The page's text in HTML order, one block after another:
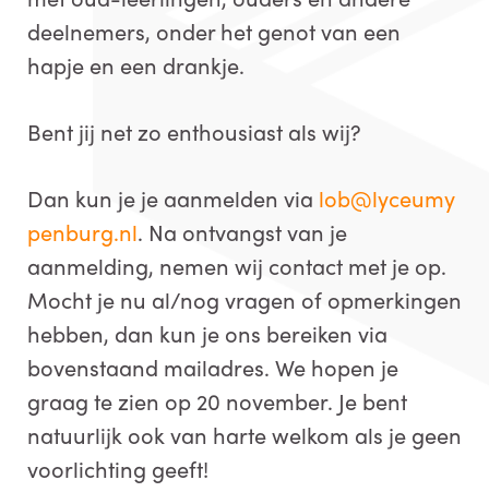
deelnemers, onder het genot van een
hapje en een drankje.
Bent jij net zo enthousiast als wij?
Dan kun je je aanmelden via lob@lyceumy
penburg.nl. Na ontvangst van je
aanmelding, nemen wij contact met je op.
Mocht je nu al/nog vragen of opmerkingen
hebben, dan kun je ons bereiken via
bovenstaand mailadres. We hopen je
graag te zien op 20 november. Je bent
natuurlijk ook van harte welkom als je geen
voorlichting geeft!